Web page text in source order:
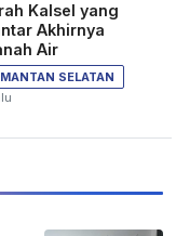
Kalsel yang
Akhirnya
Air
SELATAN